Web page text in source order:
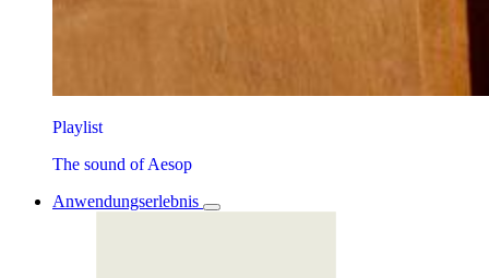
Playlist
The sound of Aesop
Anwendungserlebnis